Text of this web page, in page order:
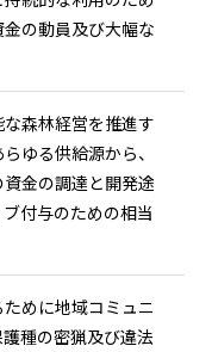
の動員及び大幅な
森林経営を推進す
ゆる供給源から、
金の調達と開発途
付与のための相当
めに地域コミュニ
種の密猟及び違法